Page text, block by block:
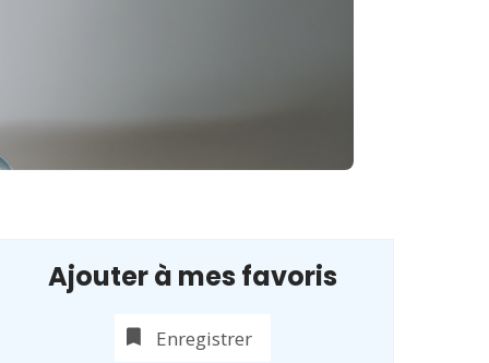
Ajouter à mes favoris
Enregistrer